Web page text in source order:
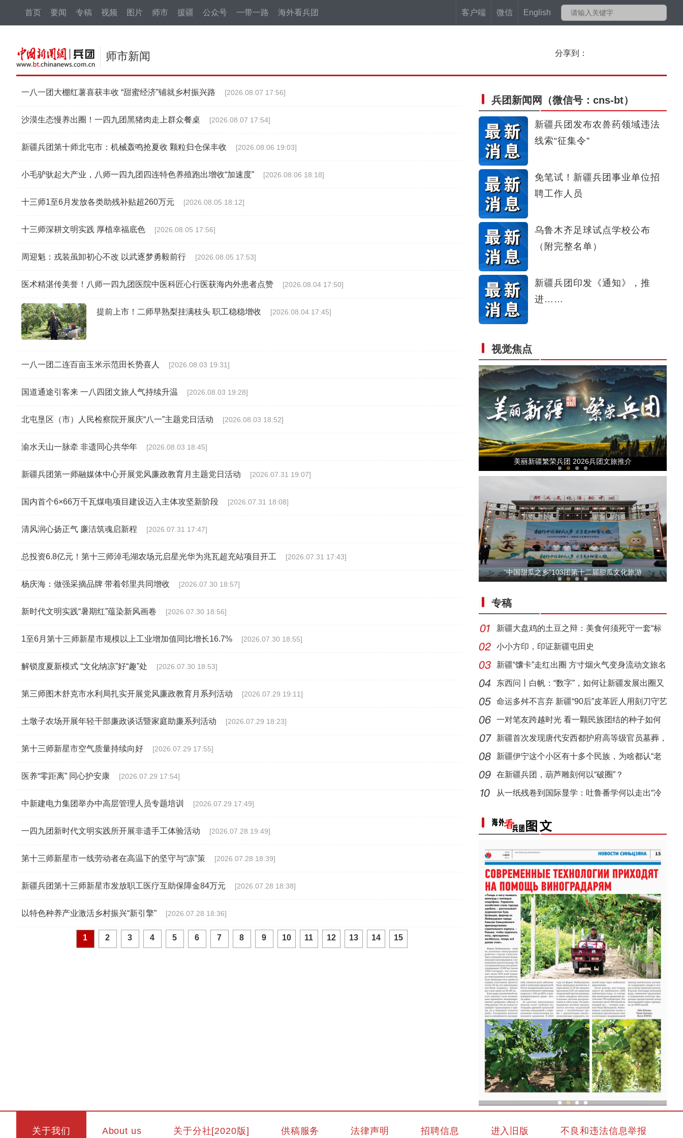
客户端
微信 English
首页 要闻 专稿 视频 图片 师市 援疆 公众号 一带一路 海外看兵团
师市新闻 分享到：
一八一团大棚红薯喜获丰收 “甜蜜经济”铺就乡村振兴路 [2026.08.07 17:56]
沙漠生态慢养出圈！一四九团黑猪肉走上群众餐桌 [2026.08.07 17:54]
新疆兵团第十师北屯市：机械轰鸣抢夏收 颗粒归仓保丰收 [2026.08.06 19:03]
小毛驴驮起大产业，八师一四九团四连特色养殖跑出增收“加速度” [2026.08.06 18:18]
十三师1至6月发放各类助残补贴超260万元 [2026.08.05 18:12]
十三师深耕文明实践 厚植幸福底色 [2026.08.05 17:56]
周迎魁：戎装虽卸初心不改 以武逐梦勇毅前行 [2026.08.05 17:53]
医术精湛传美誉！八师一四九团医院中医科匠心行医获海内外患者点赞 [2026.08.04 17:50]
提前上市！二师早熟梨挂满枝头 职工稳稳增收 [2026.08.04 17:45]
一八一团二连百亩玉米示范田长势喜人 [2026.08.03 19:31]
国道通途引客来 一八四团文旅人气持续升温 [2026.08.03 19:28]
北屯垦区（市）人民检察院开展庆“八一”主题党日活动 [2026.08.03 18:52]
渝水天山一脉牵 非遗同心共华年 [2026.08.03 18:45]
新疆兵团第一师融媒体中心开展党风廉政教育月主题党日活动 [2026.07.31 19:07]
国内首个6×66万千瓦煤电项目建设迈入主体攻坚新阶段 [2026.07.31 18:08]
清风润心扬正气 廉洁筑魂启新程 [2026.07.31 17:47]
总投资6.8亿元！第十三师淖毛湖农场元启星光华为兆瓦超充站项目开工 [2026.07.31 17:43]
杨庆海：做强采摘品牌 带着邻里共同增收 [2026.07.30 18:57]
新时代文明实践“暑期红”蕴染新风画卷 [2026.07.30 18:56]
1至6月第十三师新星市规模以上工业增加值同比增长16.7% [2026.07.30 18:55]
解锁度夏新模式 “文化纳凉”好“趣”处 [2026.07.30 18:53]
第三师图木舒克市水利局扎实开展党风廉政教育月系列活动 [2026.07.29 19:11]
土墩子农场开展年轻干部廉政谈话暨家庭助廉系列活动 [2026.07.29 18:23]
第十三师新星市空气质量持续向好 [2026.07.29 17:55]
医养“零距离” 同心护安康 [2026.07.29 17:54]
中新建电力集团举办中高层管理人员专题培训 [2026.07.29 17:49]
一四九团新时代文明实践所开展非遗手工体验活动 [2026.07.28 19:49]
第十三师新星市一线劳动者在高温下的坚守与“凉”策 [2026.07.28 18:39]
新疆兵团第十三师新星市发放职工医疗互助保障金84万元 [2026.07.28 18:38]
以特色种养产业激活乡村振兴“新引擎” [2026.07.28 18:36]
1 2 3 4 5 6 7 8 9 10 11 12 13 14 15
兵团新闻网 （微信号：cns-bt）
新疆兵团发布农兽药领域违法
线索“征集令”
免笔试！新疆兵团事业单位招
聘工作人员
乌鲁木齐足球试点学校公布
（附完整名单）
新疆兵团印发《通知》，推
进……
视觉焦点
【与你为邻】俄罗斯博士后：在中俄科技交流
昆玉90名青年奔赴康西瓦：在精神高地寻找青
美丽新疆繁荣兵团 2026兵团文旅推介
以“阅读+文旅+非遗+农技”织就六团文化新图
昆玉90名青年奔赴康西瓦：在精神高地寻找青
“中国甜瓜之乡”103团第十二届甜瓜文化旅游
专稿
新疆大盘鸡的土豆之辩：美食何须死守一套“标
准答
小小方印，印证新疆屯田史
新疆“馕卡”走红出圈 方寸烟火气变身流动文旅名
片
东西问丨白帆：“数字”，如何让新疆发展出圈又
出
命运多舛不言弃 新疆“90后”皮革匠人用刻刀守艺
一对笔友跨越时光 看一颗民族团结的种子如何
生长
新疆首次发现唐代安西都护府高等级官员墓葬，
系南
新疆伊宁这个小区有十多个民族，为啥都认“老
迪”
在新疆兵团，葫芦雕刻何以“破圈”？
从一纸残卷到国际显学：吐鲁番学何以走出“冷
关于我们 About us 关于分社[2020版] 供稿服务 法律声明 招聘信息 进入旧版 不良和违法信息举报